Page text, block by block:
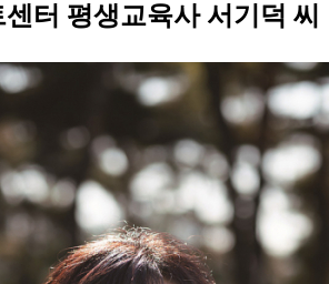
터 평생교육사 서기덕 씨